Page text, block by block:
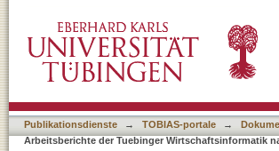
Publikationsdienste → TOBIAS-portale →
Arbeitsberichte der Tuebinger Wirtschaftsinformatik